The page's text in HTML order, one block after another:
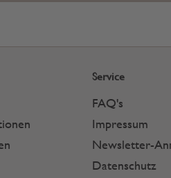
Service
FAQ's
Impressum
Newsletter-
Datenschutz